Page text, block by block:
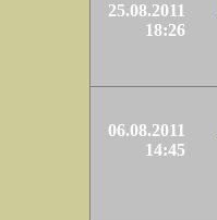
25.08.2011
18:26
06.08.2011
14:45